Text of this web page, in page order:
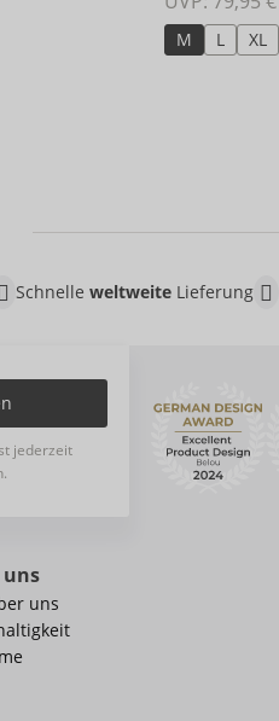
M L XL
Schnelle weltweiteLieferung
jederzeit
uns
uns